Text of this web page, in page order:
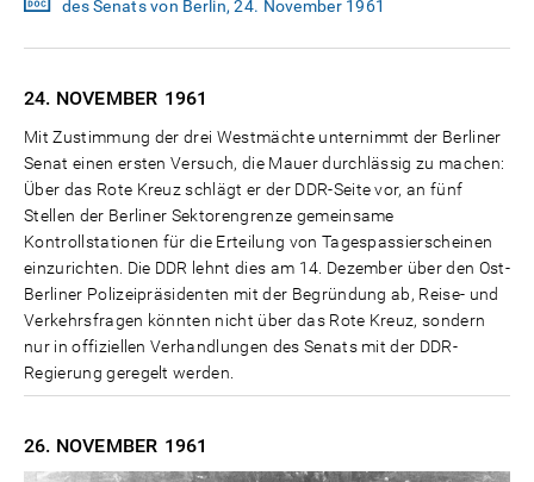
des Senats von Berlin, 24. November 1961
24. NOVEMBER 1961
Mit Zustimmung der drei Westmächte unternimmt der Berliner
Senat einen ersten Versuch, die Mauer durchlässig zu machen:
Über das Rote Kreuz schlägt er der DDR-Seite vor, an fünf
Stellen der Berliner Sektorengrenze gemeinsame
Kontrollstationen für die Erteilung von Tagespassierscheinen
einzurichten. Die DDR lehnt dies am 14. Dezember über den Ost-
Berliner Polizeipräsidenten mit der Begründung ab, Reise- und
Verkehrsfragen könnten nicht über das Rote Kreuz, sondern
nur in offiziellen Verhandlungen des Senats mit der DDR-
Regierung geregelt werden.
26. NOVEMBER 1961